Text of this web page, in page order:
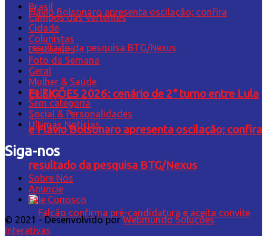
ELEIÇÕES 2026: cenário de 2° turno entre Lula
e Flávio Bolsonaro apresenta oscilação; confira
resultado da pesquisa BTG/Nexus
Brasil
Campos das Vertentes
Cidade
Colunistas
Destaques
Foto da Semana
Geral
Mulher & Saúde
Política
Sem categoria
Social & Personalidades
Últimas Notícias
Siga-nos
Sobre Nós
Anuncie
Fale Conosco
© 2021 - Desenvolvido porWebmundo Soluções
Interativas